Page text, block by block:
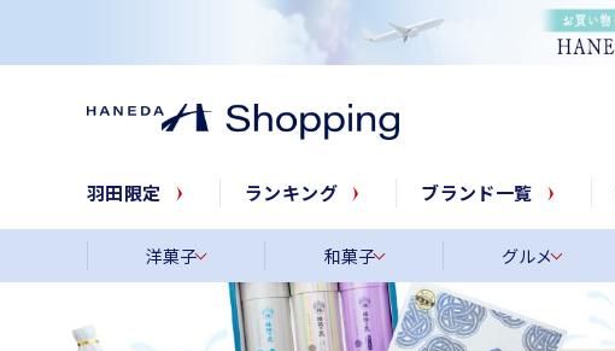
羽田限定 ランキング ブランド一覧
洋菓子 和菓子 グルメ